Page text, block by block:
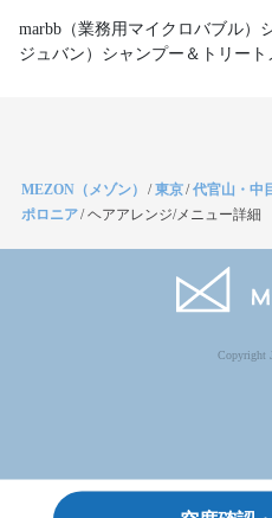
marbb（業務用マイクロバブル）
ジュバン）シャンプー＆トリート
MEZON（メゾン） /東京/代官山・中
ポロニア/ヘアアレンジ/メニュー詳細
Copyright